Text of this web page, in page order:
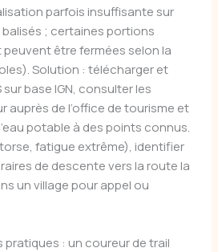
parfois insuffisante sur
balisés ; certaines portions
être fermées selon la
Solution : télécharger et
sur base IGN, consulter les
auprès de l’office de tourisme et
potable à des points connus.
fatigue extrême), identifier
de descente vers la route la
un village pour appel ou
: un coureur de trail